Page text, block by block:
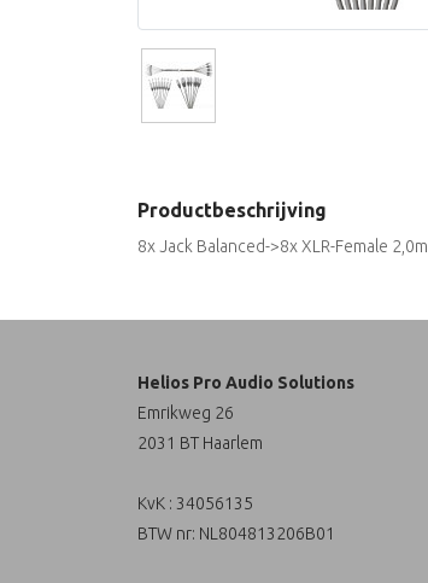
Productbeschrijving
8x Jack Balanced->8x XLR-Female 2,0m
Helios Pro Audio Solutions
Emrikweg 26
2031 BT Haarlem
KvK : 34056135
BTW nr: NL804813206B01